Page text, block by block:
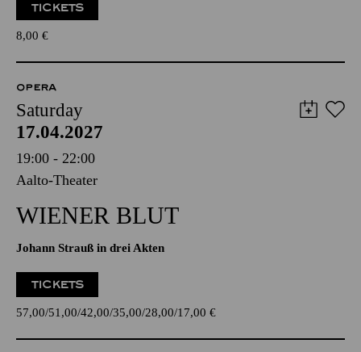
TICKETS
8,00 €
OPERA
Saturday
17.04.2027
19:00 - 22:00
Aalto-Theater
WIENER BLUT
Johann Strauß in drei Akten
TICKETS
57,00 51,00 42,00 35,00 28,00 17,00 €